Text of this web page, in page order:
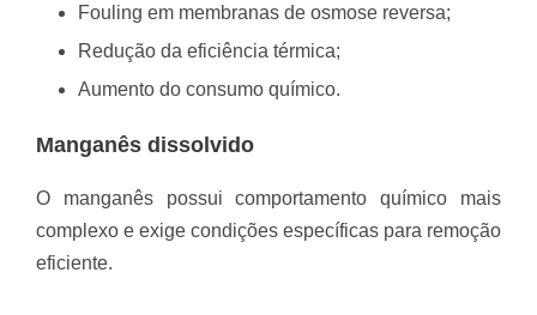
Fouling em membranas de osmose reversa;
Redução da eficiência térmica;
Aumento do consumo químico.
Manganês dissolvido
O manganês possui comportamento químico mais
complexo e exige condições específicas para remoção
eficiente.